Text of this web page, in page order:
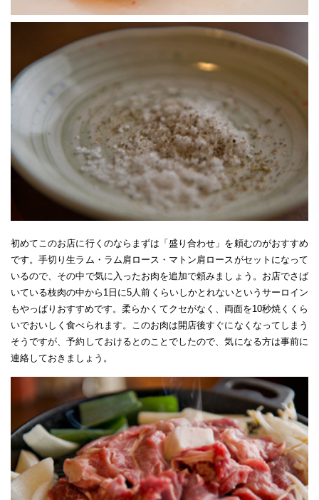
初めてこのお店に行くのならまずは「盛り合わせ」を頼むのがおすすめ
です。手切り生ラム・ラム肩ロース・マトン肩ロースがセットになって
いるので、その中で気に入ったお肉を追加で頼みましょう。お店でさば
いている枝肉の中から1日に5人前くらいしかとれないというサーロイン
もやっぱりおすすめです。柔らかくてクセがなく、両面を10秒焼くくら
いでおいしく食べられます。このお肉は開店後すぐになくなってしまう
そうですが、予約しておけるとのことでしたので、気になる方は事前に
連絡しておきましょう。